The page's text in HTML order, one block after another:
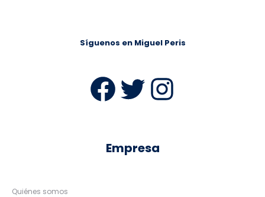
Síguenos en Miguel Peris
Facebook
Twitter
Empresa
Quiénes somos